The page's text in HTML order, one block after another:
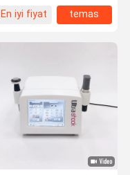
En iyi fiyat temas